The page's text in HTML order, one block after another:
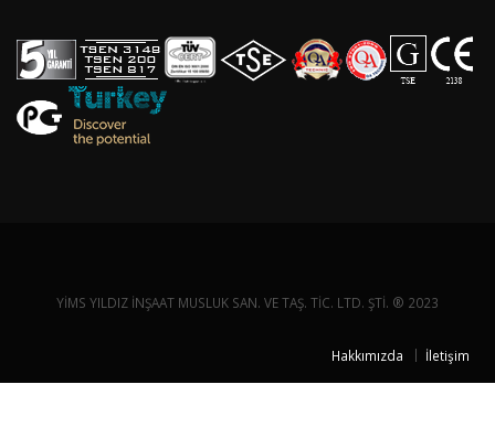
YİMS YILDIZ İNŞAAT MUSLUK SAN. VE TAŞ. TİC. LTD. ŞTİ. ® 2023
Hakkımızda İletişim